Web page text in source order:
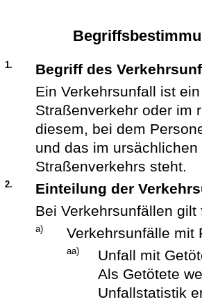
1.
Begriff des
Ein Verkehrsunfall ist
Straßenverkehr oder im
diesem, bei dem
und das im
Straßenverkehrs steht.
2.
Einteilung der
Bei Verkehrsunfällen
a) Verkehrsunfälle mit
aa)
Unfall mit
Als Getötete
Unfallstatistik